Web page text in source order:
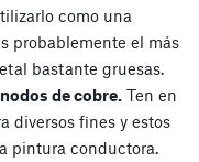
como una
probablemente el más
bastante gruesas.
de cobre. Ten en
diversos fines y estos
pintura conductora.